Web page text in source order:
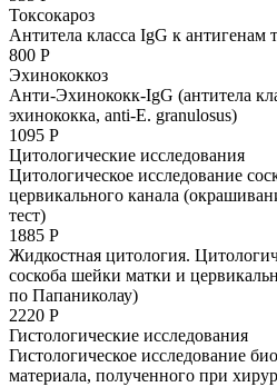
Токсокароз
Антитела класса IgG к антигенам
800 Р
Эхинококкоз
Анти-Эхинококк-IgG (антитела
эхинококка, anti-E. granulosus)
1095 Р
Цитологические исследования
Цитологическое исследование
цервикального канала
тест)
1885 Р
Жидкостная цитология.
соскоба шейки матки и
по Папаниколау)
2220 Р
Гистологические исследования
Гистологическое исследование
материала, полученного при